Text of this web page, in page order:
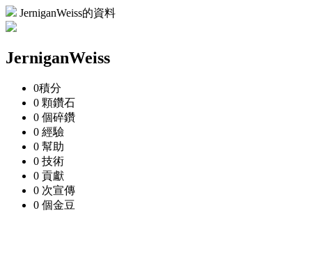
JerniganWeiss的資料
JerniganWeiss
0積分
0 顆鑽石
0 個碎鑽
0 經驗
0 幫助
0 技術
0 貢獻
0 次宣傳
0 個金豆